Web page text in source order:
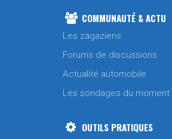
COMMUNAUTÉ & ACTU
Les zagaziens
Forums de discussions
Actualité automobile
Les sondages du moment
OUTILS PRATIQUES